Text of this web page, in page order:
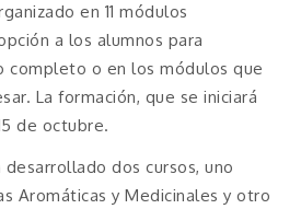
en 11 módulos
a los alumnos para
completo o en los módulos que
La formación, que se iniciará
de octubre.
dos cursos, uno
Aromáticas y Medicinales y otro